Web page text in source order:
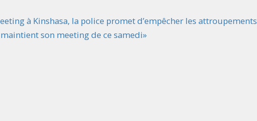
à Kinshasa, la police promet d’empêcher les attroupements
son meeting de ce samedi»